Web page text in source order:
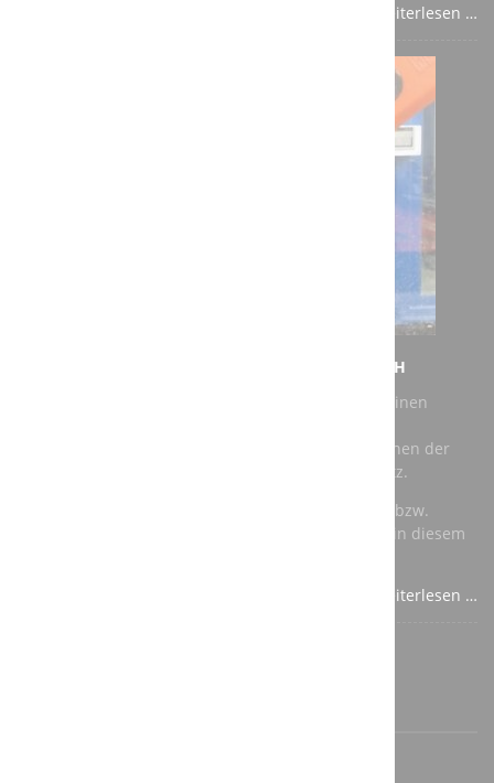
Weiterlesen …
NEUER AUFTRAG FÜR DIE A3T ENGINEERING GMBH
Bei unserem jüngsten Auftrag geht es darum, für einen
modernisieren. Als Roboter kommen dabei Maschinen der
renommierten Hersteller Kuka und ABB zum Einsatz.
Für die speicherprogrammierbare Steuerung (SPS) bzw.
Totally Integrated Automation (TIA) verwenden wir in diesem
Weiterlesen …